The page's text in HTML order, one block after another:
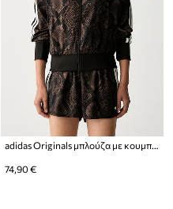
adidas Originals μπλούζα με κουμπιά Γυναικεία Satin Snake
74,90 €